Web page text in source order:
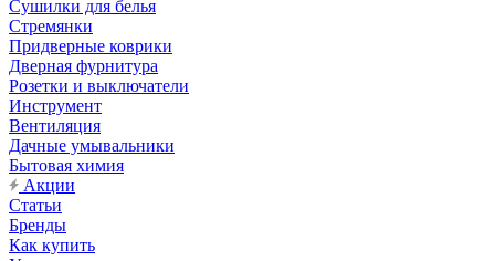
Сушилки для белья
Стремянки
Придверные коврики
Дверная фурнитура
Розетки и выключатели
Инструмент
Вентиляция
Дачные умывальники
Бытовая химия
Акции
Статьи
Бренды
Как купить